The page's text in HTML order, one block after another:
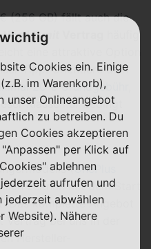
(256 GB) fällt auch die
Nord 5mit
Tipp: Orientiere dich
20 € Grundgebühr
Klasse nur bedingt
(OnePlus
zeitnah mit dem Start
Das komplette Angebot
Vertrag bei uns in der
Hersteller-
Cookies ein. Einige
im Warenkorb),
unser Onlineangebot
zu betreiben. Du
Cookies akzeptieren
per Klick auf
ablehnen
aufrufen und
jederzeit abwählen
Website). Nähere